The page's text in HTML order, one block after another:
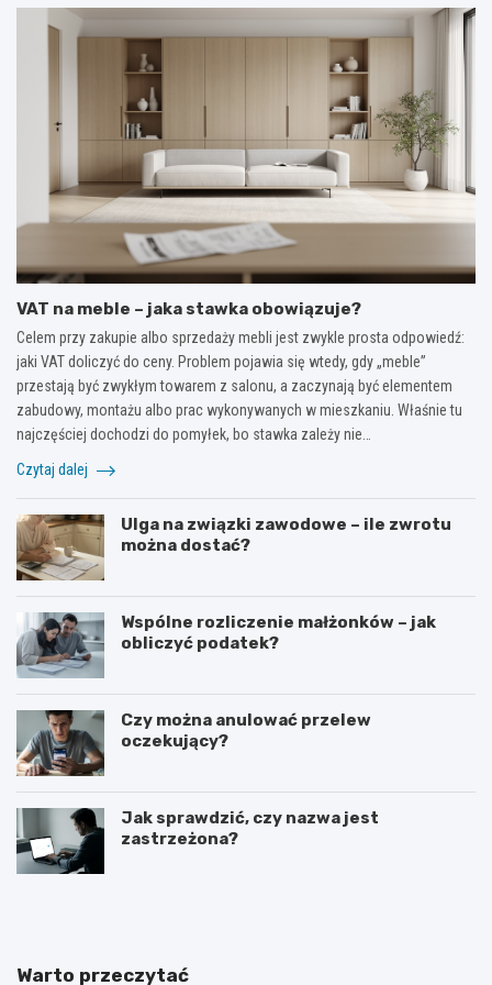
VAT na meble – jaka stawka obowiązuje?
Celem przy zakupie albo sprzedaży mebli jest zwykle prosta odpowiedź:
jaki VAT doliczyć do ceny. Problem pojawia się wtedy, gdy „meble”
przestają być zwykłym towarem z salonu, a zaczynają być elementem
zabudowy, montażu albo prac wykonywanych w mieszkaniu. Właśnie tu
najczęściej dochodzi do pomyłek, bo stawka zależy nie…
Czytaj dalej
Ulga na związki zawodowe – ile zwrotu
można dostać?
Wspólne rozliczenie małżonków – jak
obliczyć podatek?
Czy można anulować przelew
oczekujący?
Jak sprawdzić, czy nazwa jest
zastrzeżona?
J
o
C
y
Warto przeczytać